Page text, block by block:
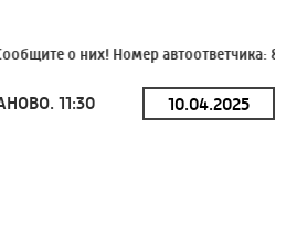
о них! Номер автоответчика:8
11:30